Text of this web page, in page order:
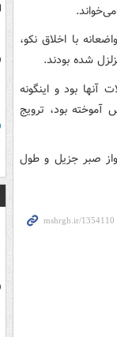
با اخلاق نکو،
شده بودند.
بود و اینگونه
آموخته بود، ترویج
صبر جزیل و طول